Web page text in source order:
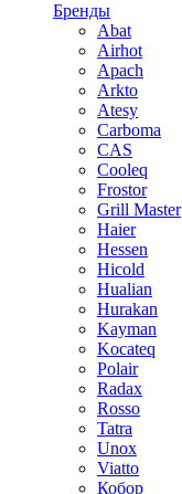
Бренды
Abat
Airhot
Apach
Arkto
Atesy
Carboma
CAS
Cooleq
Frostor
Grill Master
Haier
Hessen
Hicold
Hualian
Hurakan
Kayman
Kocateq
Polair
Radax
Rosso
Tatra
Unox
Viatto
Кобор